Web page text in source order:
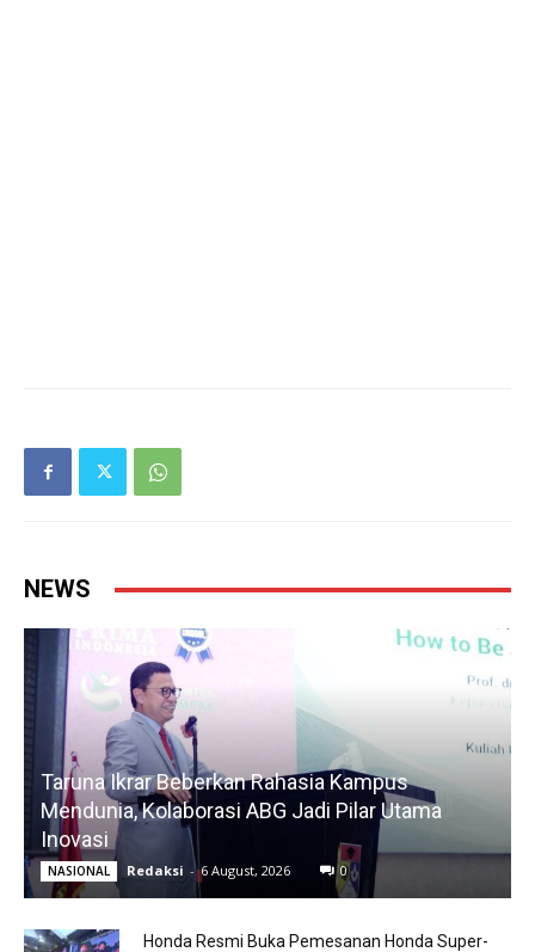
NEWS
Taruna Ikrar Beberkan Rahasia Kampus
Mendunia, Kolaborasi ABG Jadi Pilar Utama
Inovasi
NASIONAL Redaksi - 6 August, 2026 0
Honda Resmi Buka Pemesanan Honda Super-